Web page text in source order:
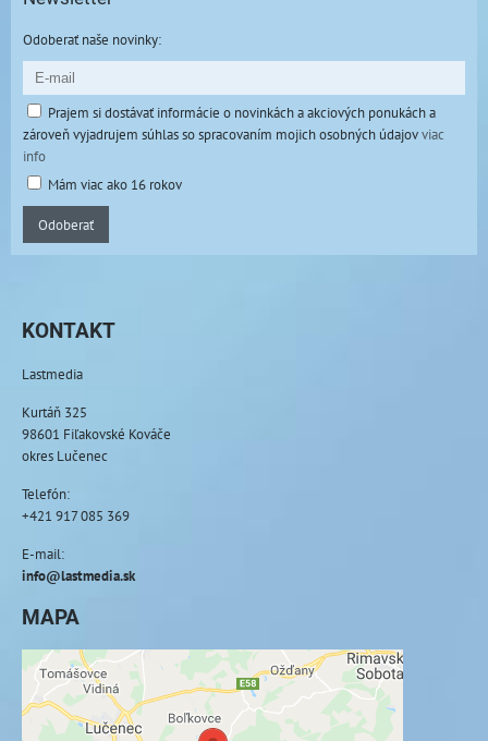
Odoberať naše novinky:
Prajem si dostávať informácie o novinkách a akciových ponukách a
zároveň vyjadrujem súhlas so spracovaním mojich osobných údajovviac
info
Mám viac ako 16 rokov
Odoberať
KONTAKT
Lastmedia
Kurtáň 325
98601 Fiľakovské Kováče
okres Lučenec
Telefón:
+421 917 085 369
E-mail:
info@lastmedia.sk
MAPA
Externý obsah je blokovaný Voľbami
súkromia